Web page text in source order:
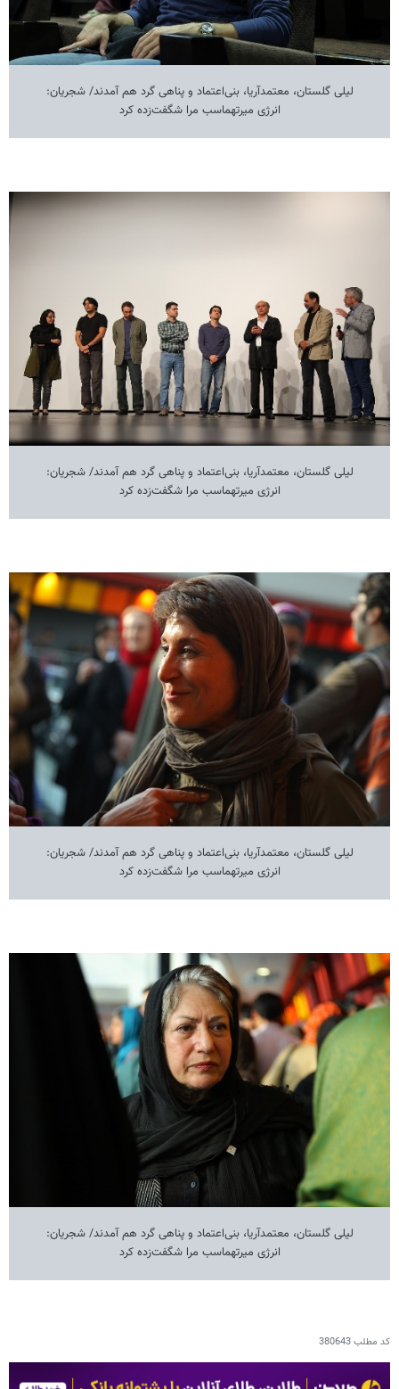
لیلی گلستان، معتمدآریا، بنی‌اعتماد و پناهی گرد هم آمدند/ شجریان:
انرژی میرتهماسب مرا شگفت‌زده کرد
لیلی گلستان، معتمدآریا، بنی‌اعتماد و پناهی گرد هم آمدند/ شجریان:
انرژی میرتهماسب مرا شگفت‌زده کرد
لیلی گلستان، معتمدآریا، بنی‌اعتماد و پناهی گرد هم آمدند/ شجریان:
انرژی میرتهماسب مرا شگفت‌زده کرد
لیلی گلستان، معتمدآریا، بنی‌اعتماد و پناهی گرد هم آمدند/ شجریان:
انرژی میرتهماسب مرا شگفت‌زده کرد
کد مطلب380643